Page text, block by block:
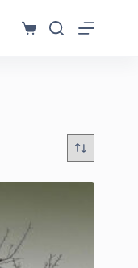
Καλάθι